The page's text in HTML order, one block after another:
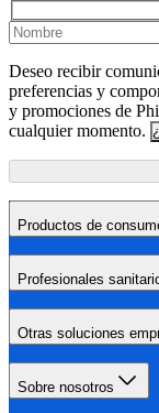
Deseo recibir
preferencias y
y promociones de
cualquier momento.
Productos de
Profesionales
Otras soluciones
Sobre nosotros